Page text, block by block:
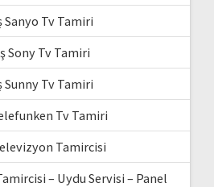
Sanyo Tv Tamiri
Sony Tv Tamiri
Sunny Tv Tamiri
Tv Tamiri
Tamircisi
– Uydu Servisi – Panel